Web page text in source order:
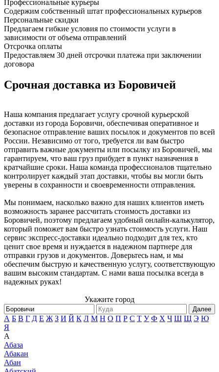
Профессиональные курьеры
Содержим собственный штат профессиональных курьеров
Персональные скидки
Предлагаем гибкие условия по стоимости услуги в
зависимости от объема отправлений
Отсрочка оплаты
Предоставляем 30 дней отсрочки платежа при заключении
договора
Срочная доставка из Боровичей
Наша компания предлагает услугу срочной курьерской
доставки из города Боровичи, обеспечивая оперативное и
безопасное отправление ваших посылок и документов по всей
России. Независимо от того, требуется ли вам быстро
отправить важные документы или посылку из Боровичей, мы
гарантируем, что ваш груз прибудет в пункт назначения в
кратчайшие сроки. Наша команда профессионалов тщательно
контролирует каждый этап доставки, чтобы вы могли быть
уверены в сохранности и своевременности отправления.
Мы понимаем, насколько важно для наших клиентов иметь
возможность заранее рассчитать стоимость доставки из
Боровичей, поэтому предлагаем удобный онлайн-калькулятор,
который поможет вам быстро узнать стоимость услуги. Наш
сервис экспресс-доставки идеально подходит для тех, кто
ценит свое время и нуждается в надежном партнере для
отправки грузов и документов. Доверьтесь нам, и мы
обеспечим быструю и качественную услугу, соответствующую
вашим высоким стандартам. С нами ваша посылка всегда в
надежных руках!
Укажите город
Далее
А Б В Г Д Е Ж З И Й К Л М Н О П Р С Т У Ф Х Ч Ш Щ Э Ю
Я
А
Абаза
Абакан
Абан